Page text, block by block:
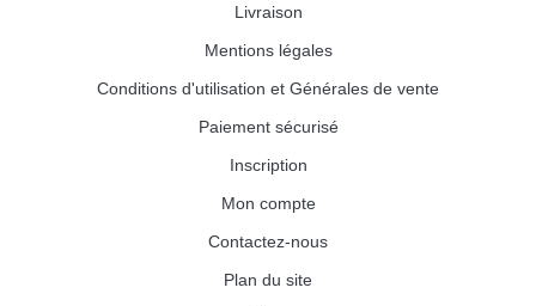
Livraison
Mentions légales
Conditions d'utilisation et Générales de vente
Paiement sécurisé
Inscription
Mon compte
Contactez-nous
Plan du site